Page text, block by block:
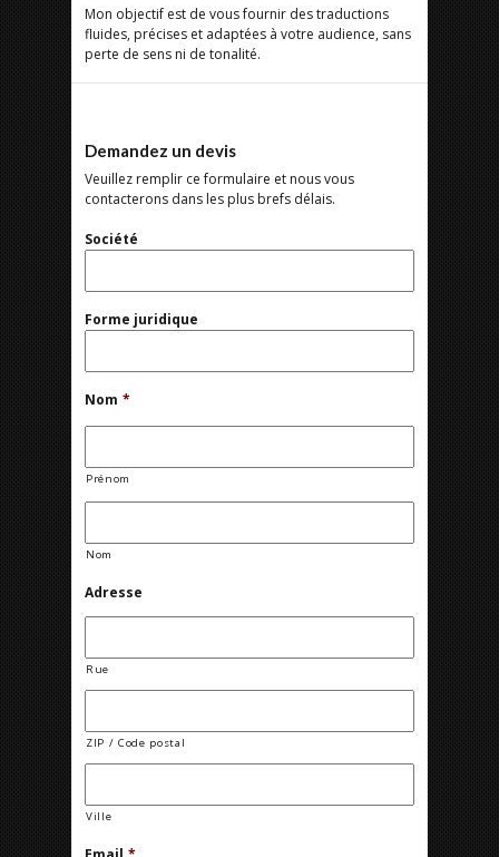
Mon objectif est de vous fournir des traductions
fluides, précises et adaptées à votre audience, sans
perte de sens ni de tonalité.
Demandez un devis
Veuillez remplir ce formulaire et nous vous
contacterons dans les plus brefs délais.
Société
Forme juridique
Nom *
Prénom
Nom
Adresse
Rue
ZIP / Code postal
Ville